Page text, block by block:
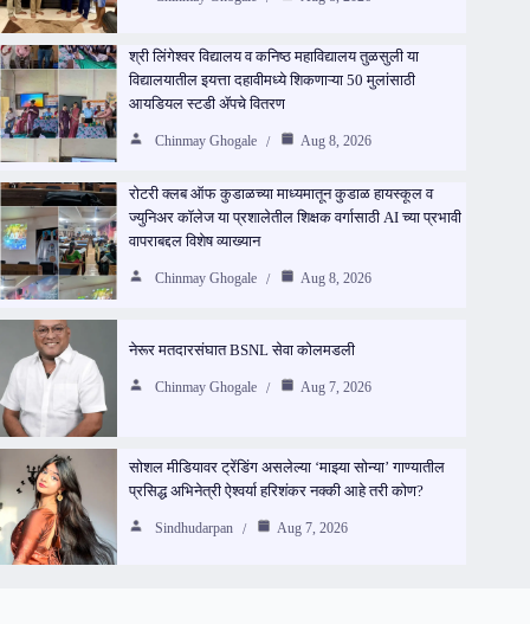
श्री लिंगेश्वर विद्यालय व कनिष्ठ महाविद्यालय तुळसुली या
विद्यालयातील इयत्ता दहावीमध्ये शिकणाऱ्या 50 मुलांसाठी
आयडियल स्टडी ॲपचे वितरण
Chinmay Ghogale Aug 8, 2026
रोटरी क्लब ऑफ कुडाळच्या माध्यमातून कुडाळ हायस्कूल व
ज्युनिअर कॉलेज या प्रशालेतील शिक्षक वर्गासाठी AI च्या प्रभावी
वापराबद्दल विशेष व्याख्यान
Chinmay Ghogale Aug 8, 2026
नेरूर मतदारसंघात BSNL सेवा कोलमडली
Chinmay Ghogale Aug 7, 2026
सोशल मीडियावर ट्रेंडिंग असलेल्या ‘माझ्या सोन्या’ गाण्यातील
प्रसिद्ध अभिनेत्री ऐश्वर्या हरिशंकर नक्की आहे तरी कोण?
Sindhudarpan Aug 7, 2026